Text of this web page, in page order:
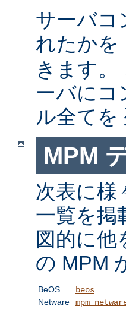
サーバコ
れたかを
きます
ーバにコ
ル全てを
MPM
次表に様
一覧を掲
図的に
の MPM
BeOS
beos
Netware